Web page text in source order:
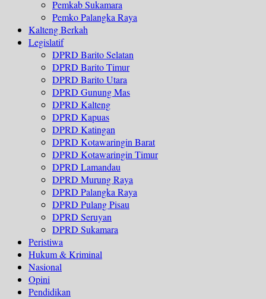
Pemkab Sukamara
Pemko Palangka Raya
Kalteng Berkah
Legislatif
DPRD Barito Selatan
DPRD Barito Timur
DPRD Barito Utara
DPRD Gunung Mas
DPRD Kalteng
DPRD Kapuas
DPRD Katingan
DPRD Kotawaringin Barat
DPRD Kotawaringin Timur
DPRD Lamandau
DPRD Murung Raya
DPRD Palangka Raya
DPRD Pulang Pisau
DPRD Seruyan
DPRD Sukamara
Peristiwa
Hukum & Kriminal
Nasional
Opini
Pendidikan